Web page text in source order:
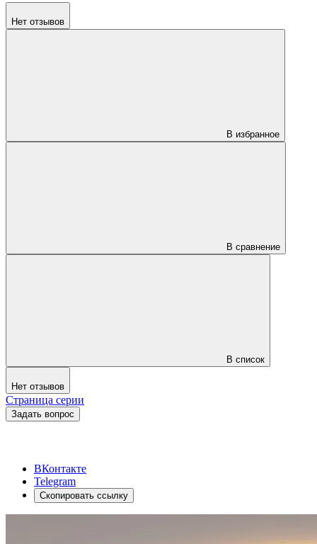
Нет отзывов
В избранное
В сравнение
В список
Нет отзывов
Страница серии
Задать вопрос
ВКонтакте
Telegram
Скопировать ссылку